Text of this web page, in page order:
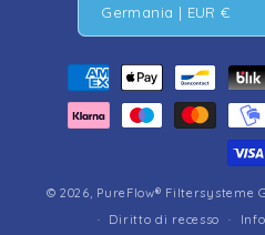
Germania | EUR €
Metodi
pagamento
© 2026, PureFlow® Filtersysteme
Diritto di recesso